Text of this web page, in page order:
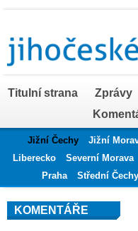
Titulní strana Zprávy
Jižní Čechy Jižní
Liberecko
Severní Morava
Praha
Střední Čechy
KOMENTÁŘE